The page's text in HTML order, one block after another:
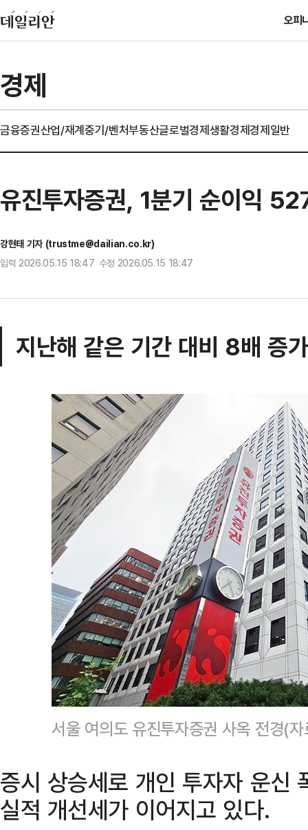
오피
경제
금융증권산업/재계중기/벤처부동산글로벌경제생활경제경제일반
유진투자증권, 1분기 순이익
강현태 기자 (trustme@dailian.co.kr)
입력 2026.05.15 18:47 수정 2026.05.15 18:47
지난해 같은 기간 대비 8배 증가
서울 여의도 유진투자증권 사옥 전경(
증시 상승세로 개인 투자자 운신
실적 개선세가 이어지고 있다.